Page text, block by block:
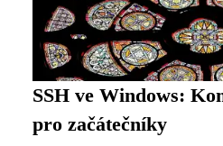
SSH ve Windows:
pro začátečníky